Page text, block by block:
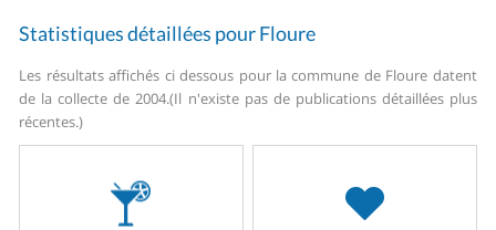
Statistiques détaillées pour Floure
Les résultats affichés ci dessous pour la commune de Floure datent
de la collecte de 2004.(Il n'existe pas de publications détaillées plus
récentes.)